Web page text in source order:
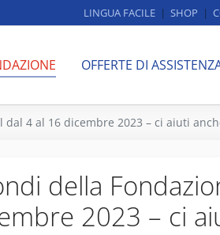
LINGUA FACILE SHOP
OFFERTE DI
4 al 16 dicembre 2023 – ci aiuti
della
2023 – ci